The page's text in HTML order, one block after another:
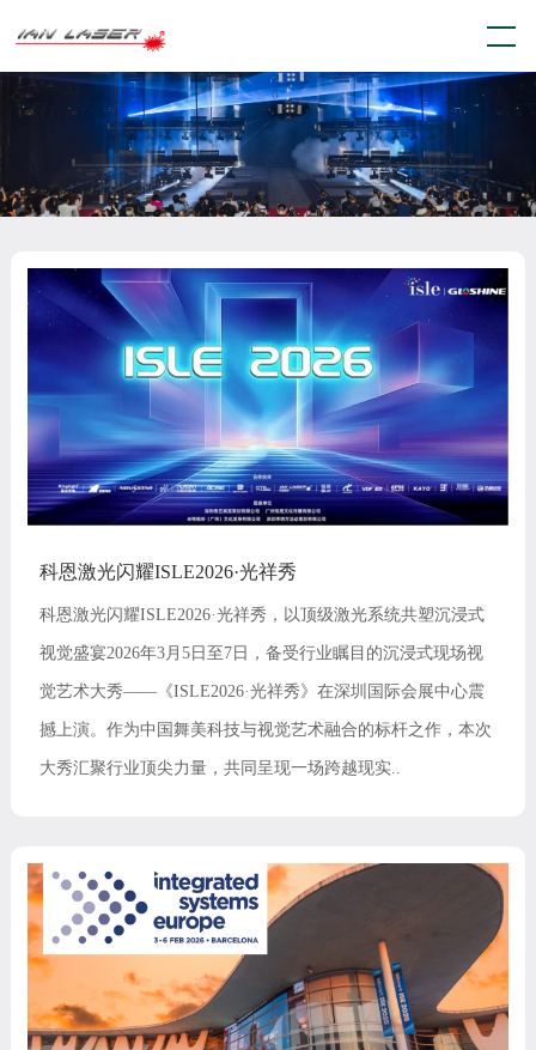
科恩激光闪耀ISLE2026·光祥秀
科恩激光闪耀ISLE2026·光祥秀，以顶级激光系统共塑沉浸式
视觉盛宴2026年3月5日至7日，备受行业瞩目的沉浸式现场视
觉艺术大秀——《ISLE2026·光祥秀》在深圳国际会展中心震
撼上演。作为中国舞美科技与视觉艺术融合的标杆之作，本次
大秀汇聚行业顶尖力量，共同呈现一场跨越现实..